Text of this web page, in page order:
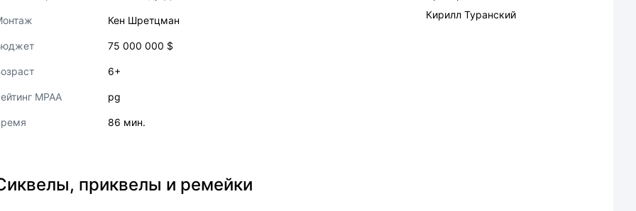
Кен Шретцман
75 000 000 $
6+
MPAA pg
86 мин.
Кирилл Туранский
приквелы и ремейки